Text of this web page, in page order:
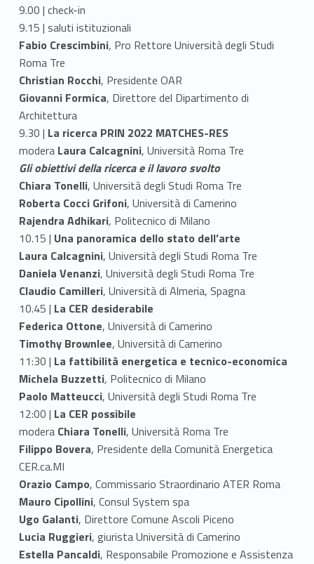
9.00 | check-in
9.15 | saluti istituzionali
Fabio Crescimbini, Pro Rettore Università degli Studi
Roma Tre
Christian Rocchi, Presidente OAR
Giovanni Formica, Direttore del Dipartimento di
Architettura
9.30 | La ricerca PRIN 2022 MATCHES-RES
modera Laura Calcagnini, Università Roma Tre
Gli obiettivi della ricerca e il lavoro svolto
Chiara Tonelli, Università degli Studi Roma Tre
Roberta Cocci Grifoni, Università di Camerino
Rajendra Adhikari, Politecnico di Milano
10.15 | Una panoramica dello stato dell’arte
Laura Calcagnini, Università degli Studi Roma Tre
Daniela Venanzi, Università degli Studi Roma Tre
Claudio Camilleri, Università di Almeria, Spagna
10.45 | La CER desiderabile
Federica Ottone, Università di Camerino
Timothy Brownlee, Università di Camerino
11:30 | La fattibilità energetica e tecnico-economica
Michela Buzzetti, Politecnico di Milano
Paolo Matteucci, Università degli Studi Roma Tre
12:00 | La CER possibile
modera Chiara Tonelli, Università Roma Tre
Filippo Bovera, Presidente della Comunità Energetica
CER.ca.MI
Orazio Campo, Commissario Straordinario ATER Roma
Mauro Cipollini, Consul System spa
Ugo Galanti, Direttore Comune Ascoli Piceno
Lucia Ruggieri, giurista Università di Camerino
Estella Pancaldi, Responsabile Promozione e Assistenza